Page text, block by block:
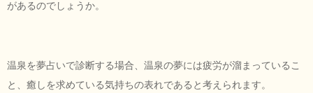
があるのでしょうか。
温泉を夢占いで診断する場合、温泉の夢には疲労が溜まっているこ
と、癒しを求めている気持ちの表れであると考えられます。